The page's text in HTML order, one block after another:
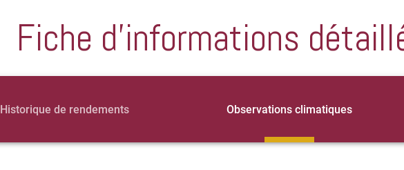
Fiche d'informations
Historique de rendements Observations climatiques